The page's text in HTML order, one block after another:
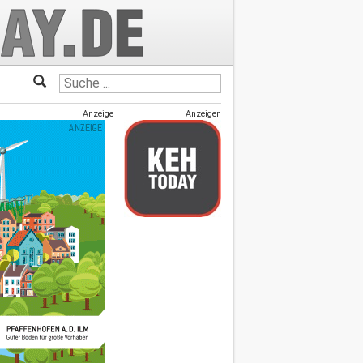
Anzeige Anzeigen